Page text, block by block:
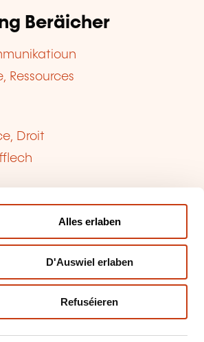
Alles erlaben
D'Auswiel erlaben
Refuséieren
Beräicher
Ressources
Droit